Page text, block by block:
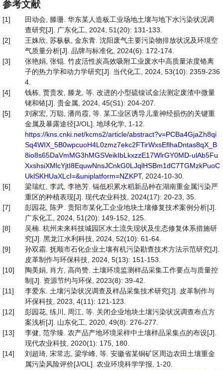
参考文献
[1]
田动会, 滕珊. 华东某人造板工业场地土壤与地下水污染状况调
查研究[J]. 广东化工, 2024, 51(20): 131-133.
[2]
王姝欣, 苏枞枞, 金东青. 沈阳废气主要污染物排放状况及环境空
气质量分析[J]. 品牌与标准化, 2024(6): 172-174.
[3]
张艳娟, 张锟. 竹皮活性炭高效吸附工业废水中高质量浓度铬离
子的热力学和动力学研究[J]. 当代化工, 2024, 53(10): 2359-236
4.
[4]
钱栋, 贾贵发, 滕龙, 等. 改进的小型硫镍试金法测定废渣中微量
铑和铱[J]. 贵金属, 2024, 45(S1): 204-207.
[5]
刘家宏, 万聪, 潘尚霞, 等. 某工业区诱导儿童神经损伤的关键重
金属及暴露途径[J/OL]. 地球化学, 1-12.
https://kns.cnki.net/kcms2/article/abstract?v=PCBa4GjaZh8qi
Sq4WIX_5B0wpcuoH4L0zmz7ekc2FTirWxsEflhaDntas8qX_B
8io8s65DaVmMG3hMGSVeikIbLkxzzE17WlrGY0MD-ulAb5Fu
XxshsiXMlcYjtI8EquwNnsJCnkG0LJqlHSBm1dC7TGMzkPuoC
UklSKHUaXLcI=&uniplatform=NZKPT, 2024-10-30.
[6]
梁瑞红, 李武, 李艳芳. 镉低积累水稻新品种在湖南重金属污染严
重区的种植表现[J]. 现代农业科技, 2024(17): 20-23, 35.
[7]
彭园花, 陈尹. 贵阳市某化工企业地块土壤修复技术案例分析[J].
广东化工, 2024, 51(20): 149-152, 125.
[8]
吴楠. 杭州未来科技城园区水土流失现状及生态修复体系措施研
究[J]. 黑龙江水利科技, 2024, 52(10): 61-64.
[9]
孙双霜. 抚顺市石化企业土壤有机污染勘查技术方法示范研究[J].
皮革制作与环保科技, 2024, 5(13): 151-153.
[10]
陶美娟, 肖方, 高尚赞. 土壤环境监测样品采集工作要点与质量控
制[J]. 资源节约与环保, 2023(8): 39-42.
[11]
李爱东. 土壤污染状况调查及样品采集技术研究[J]. 皮革制作与
环保科技, 2023, 4(11): 121-123.
[12]
彭园花, 练川, 周江, 等. 关闭企业地块土壤污染状况调查布点方
案浅析[J]. 山东化工, 2020, 49(8): 276-277.
[13]
李健, 范学臻. 农产品产地环境采样中土壤样品采集点的布设[J].
现代农业科技, 2020(1): 175, 180.
[14]
刘超琦, 宋常志, 梁学峰, 等. 安徽省某铜矿区周边农田土壤重金
属污染风险评价[J/OL]. 农业环境科学学报, 1-20.